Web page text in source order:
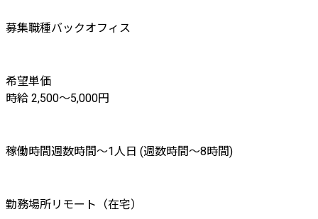
募集職種バックオフィス
希望単価
時給 2,500〜5,000円
稼働時間週数時間〜1人日 (週数時間〜8時間)
勤務場所リモート（在宅）